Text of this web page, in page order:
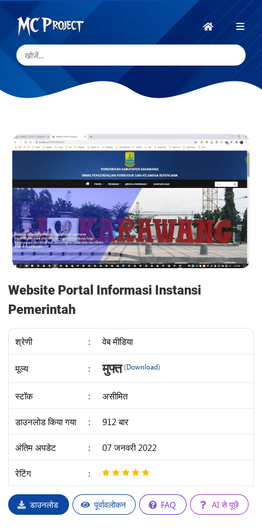
होम
Website Portal Informasi Instansi
Pemerintah
श्रेणी : वेब मीडिया
मूल्य :
IDR
मुफ्त (Download)
स्टॉक : असीमित
डाउनलोड किया गया : 912 बार
अंतिम अपडेट : 07 जनवरी 2022
रेटिंग :
/
5
डाउनलोड पूर्वावलोकन FAQ AI से पूछें
Project
Official
Store
डिजिटल
स्टोर
और
सेवाएँ